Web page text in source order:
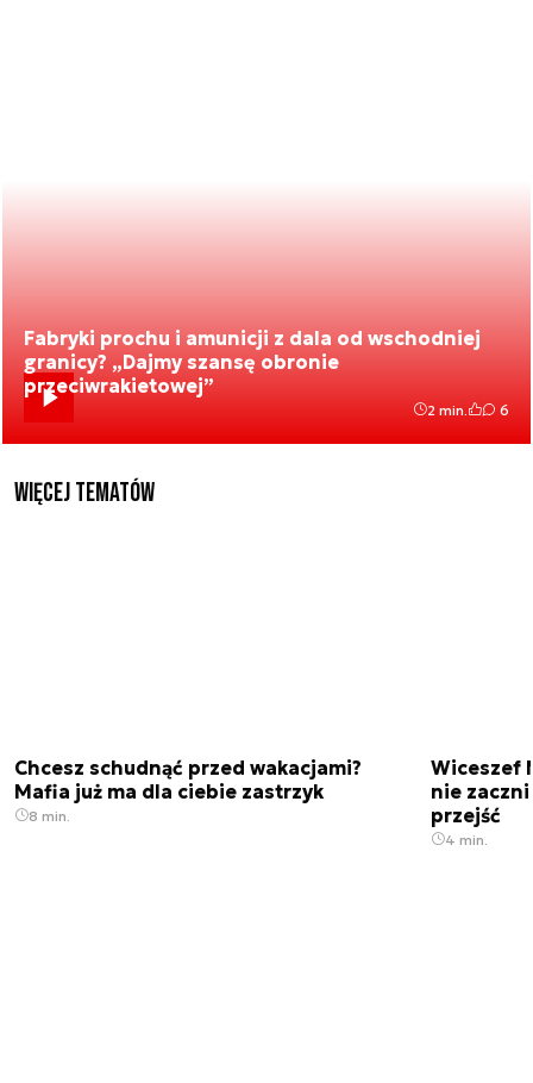
Fabryki prochu i amunicji z dala od wschodniej
granicy? „Dajmy szansę obronie
przeciwrakietowej”
2 min. 6
Więcej tematów
Chcesz schudnąć przed wakacjami?
Mafia już ma dla ciebie zastrzyk
8 min.
Wiceszef
nie
przejść
4 min.